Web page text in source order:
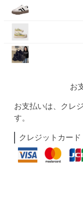
お
お支払いは、クレ
す。
クレジットカード